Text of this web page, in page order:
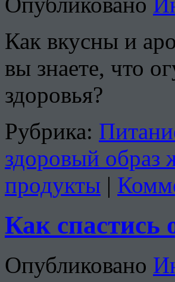
Как вкусны и
вы знаете, что
здоровья?
Рубрика:
здоровый образ
продукты |
Как спастись
Опубликовано